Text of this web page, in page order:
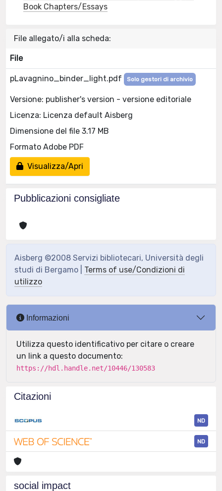
Book Chapters/Essays
File allegato/i alla scheda:
File
pLavagnino_binder_light.pdf Solo gestori di archivio
Versione: publisher's version - versione editoriale
Licenza: Licenza default Aisberg
Dimensione del file 3.17 MB
Formato Adobe PDF
Visualizza/Apri
Pubblicazioni consigliate
Aisberg ©2008 Servizi bibliotecari, Università degli
studi di Bergamo | Terms of use/Condizioni di
utilizzo
Informazioni
Utilizza questo identificativo per citare o creare
un link a questo documento:
https://hdl.handle.net/10446/130583
Citazioni
ND
ND
social impact